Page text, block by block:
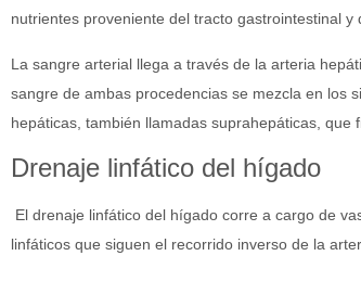
nutrientes proveniente del tracto gastrointestinal y
La sangre arterial llega a través de la arteria
sangre de ambas procedencias se mezcla en los
hepáticas, también llamadas suprahepáticas, que
Drenaje linfático del hígado
El drenaje linfático del hígado corre a cargo de
linfáticos que siguen el recorrido inverso de la